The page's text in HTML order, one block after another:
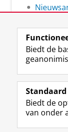
Studiekiezers
Biedt de
Standaard
Biedt de
van onder